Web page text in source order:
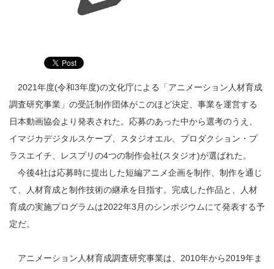
2021年度(令和3年度)の文化庁による「アニメーション人材育成
調査研究事業」の受託制作団体がこのほど決定、事業を運営する
日本動画協会より発表された。応募のあった中から選考のうえ、
イマジカデジタルスケープ、スタジオエル、プロダクション・プ
ラスエイチ、レスプリの4つの制作会社(スタジオ)が選ばれた。
今後4社は応募時に提出した短編アニメ企画を制作、制作を通じ
て、人材育成と制作技術の継承を目指す。完成した作品と、人材
育成の実施プログラムは2022年3月のシンポジウムにて発表する予
定だ。
アニメーション人材育成調査研究事業は、2010年から2019年ま